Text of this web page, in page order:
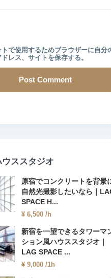
で使用するためブラウザーに自分
レス、サイトを保存する。
ススタジオ
原宿でコンクリートを背景
自然光撮影したいなら｜
SPACE H...
¥ 6,500 /h
新宿を一望できるタワーマ
ション風ハウススタジオ｜
LAG SPACE ...
¥ 9,000 /1h